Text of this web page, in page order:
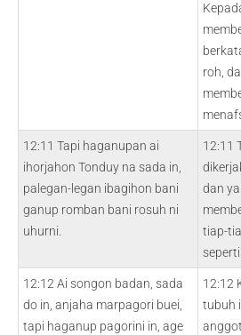
roh,
12:11 Tapi haganupan ai
ihorjahon Tonduy na sada in,
palegan-legan ibagihon bani
ganup romban bani rosuh ni
uhurni.
12:11
dan
tiap-
12:12 Ai songon badan, sada
do in, anjaha marpagori buei,
tapi haganup pagorini in, age
12:12
tubuh